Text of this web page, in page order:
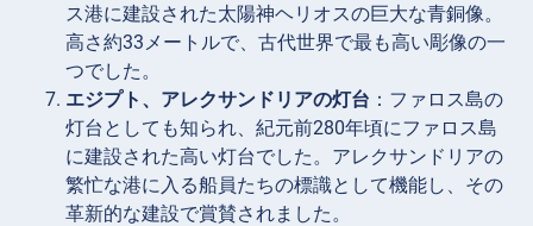
ス港に建設された太陽神ヘリオスの巨大な青銅像。
高さ約33メートルで、古代世界で最も高い彫像の一
つでした。
エジプト、アレクサンドリアの灯台 ：ファロス島の
灯台としても知られ、紀元前280年頃にファロス島
に建設された高い灯台でした。アレクサンドリアの
繁忙な港に入る船員たちの標識として機能し、その
革新的な建設で賞賛されました。